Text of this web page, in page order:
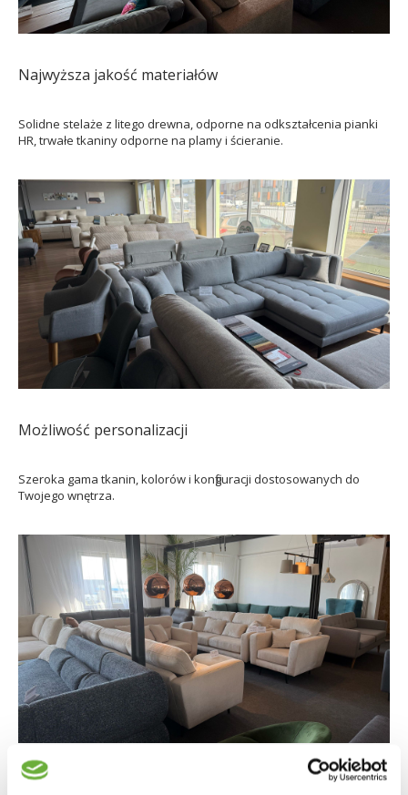
Najwyższa jakość materiałów
Solidne stelaże z litego drewna, odporne na odkształcenia pianki
HR, trwałe tkaniny odporne na plamy i ścieranie.
Możliwość personalizacji
Szeroka gama tkanin, kolorów i konfiguracji dostosowanych do
Twojego wnętrza.
Darmowa dostawa i zakupy na raty (10 x 0%)